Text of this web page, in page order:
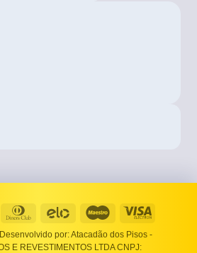
por: Atacadão dos Pisos -
E REVESTIMENTOS LTDA CNPJ: